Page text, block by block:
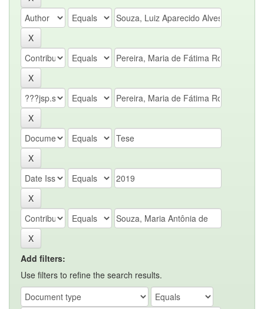
Add filters:
Use filters to refine the search results.